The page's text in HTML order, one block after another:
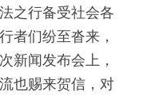
之行备受社会各
者们纷至沓来，
新闻发布会上，
也赐来贺信，对